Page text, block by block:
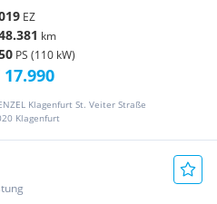
EZ
km
PS (110 kW)
Klagenfurt St. Veiter Straße
Klagenfurt
17.990